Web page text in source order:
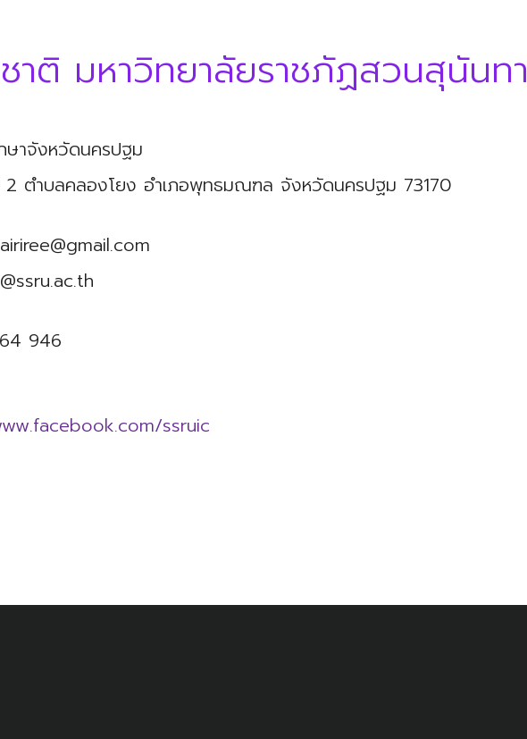
าติ มหาวิทยาลัยราชภัฏสวนสุนันทา
ษาจังหวัดนครปฐม
2 ตำบลคลองโยง อำเภอพุทธมณฑล จังหวัดนครปฐม 73170
946
ssruic